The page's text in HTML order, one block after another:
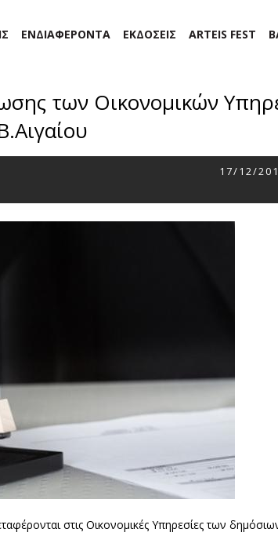
ΕΝΔΙΑΦΕΡΟΝΤΑ ΕΚΔΟΣΕΙΣ ARTEIS FEST
των Οικονομικών
17/12/
στις Οικονομικές Υπηρεσίες των